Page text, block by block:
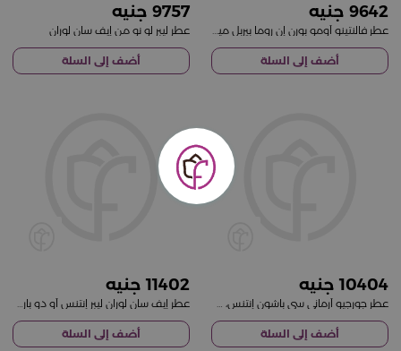
9642
عطر فالنتينو أومو بورن إن روما بيربل ميلانخوليا أو دو تواليت ١٠٠ مل
أضف إلى السلة
9757
عطر ليبر لو نو من إيف سان لوران
أضف إلى السلة
10404
عطر جورجيو أرماني سي باشون إنتنس، قابل لإعادة التعبئة، ماء عطر 100 مل
أضف إلى السلة
11402
عطر إيف سان لوران ليبر إنتنس أو دو بارفان
أضف إلى السلة